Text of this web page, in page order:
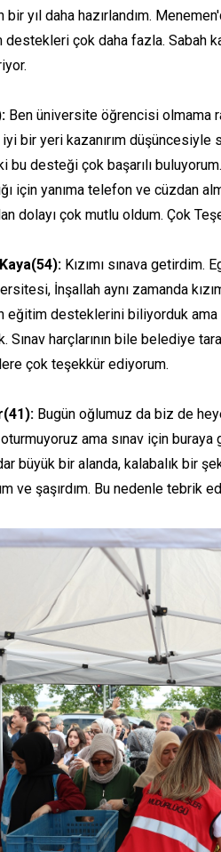
yıl daha hazırlandım.
destekleri çok daha fazla. Sabah
Ben üniversite öğrencisi olmama
bir yeri kazanırım düşüncesiyle
bu desteği çok başarılı
için yanıma telefon ve cüzdan
dolayı çok mutlu oldum. Çok
Kızımı sınava getirdim.
İnşallah aynı zamanda
desteklerini biliyorduk ama
Sınav harçlarının bile belediye
çok teşekkür ediyorum.
Bugün oğlumuz da biz de
ama sınav için
büyük bir alanda, kalabalık bir
ve şaşırdım. Bu nedenle tebrik